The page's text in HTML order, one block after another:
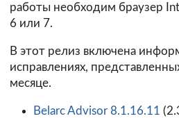
работы необходим браузер
6 или 7.
В этот релиз включена
исправлениях,
месяце.
Belarc Advisor 8.1.16.11